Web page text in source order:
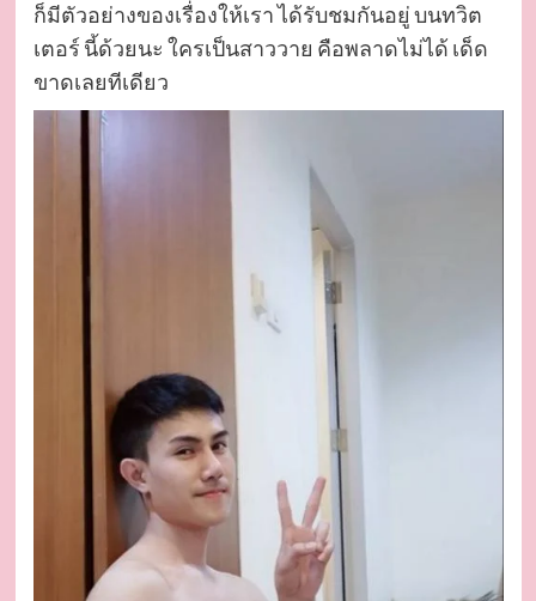
ก็มีตัวอย่างของเรื่องให้เรา ได้รับชมกันอยู่ บนทวิต
เตอร์ นี้ด้วยนะ ใครเป็นสาววาย คือพลาดไม่ได้ เด็ด
ขาดเลยทีเดียว